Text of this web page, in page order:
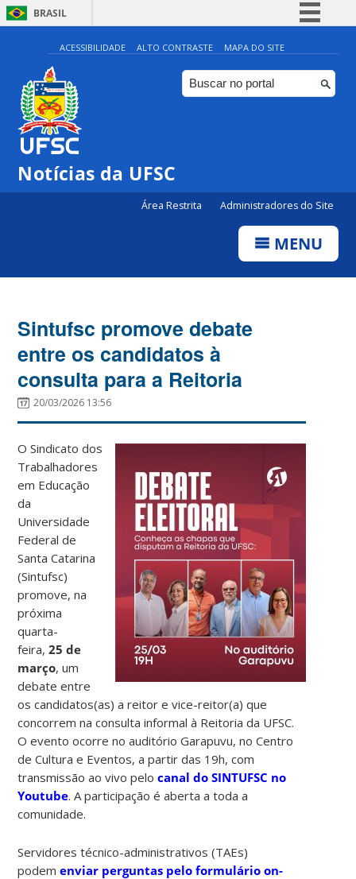
BRASIL
Simplifique!
Comunica BR
Participe
ACESSIBILIDADE ALTO CONTRASTE MAPA DO SITE
Notícias da UFSC
Área Restrita Administradores do Site
MENU
Sintufsc promove debate
entre os candidatos à
consulta para a Reitoria
20/03/2026 13:56
O Sindicato dos
Trabalhadores
em Educação
da
Universidade
Federal de
Santa Catarina
(Sintufsc)
promove, na
próxima
quarta-
feira,25 de
março, um
debate entre
os candidatos(as) a reitor e vice-reitor(a) que
concorrem na consulta informal à Reitoria da UFSC.
O evento ocorre no auditório Garapuvu, no Centro
de Cultura e Eventos, a partir das 19h, com
transmissão ao vivo pelocanal do SINTUFSC no
Youtube. A participação é aberta a toda a
comunidade.
Servidores técnico-administrativos (TAEs)
podemenviar perguntas pelo formulário on-